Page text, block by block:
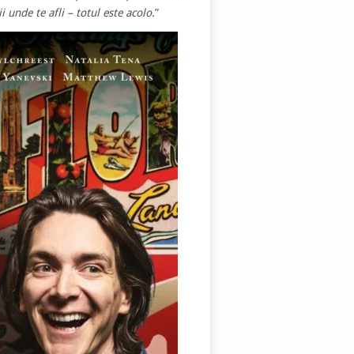
unde te afli – totul este acolo.”